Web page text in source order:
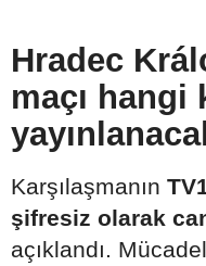
Hradec
maçı hangi
Karşılaşmanın
şifresiz olarak
açıklandı.